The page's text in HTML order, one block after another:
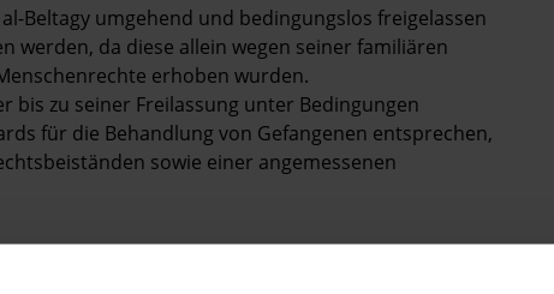
Beltagy umgehend und bedingungslos freigelassen
werden, da diese allein wegen seiner familiären
erhoben wurden.
bis zu seiner Freilassung unter Bedingungen
für die Behandlung von Gefangenen entsprechen,
sowie einer angemessenen